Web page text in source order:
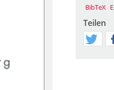
BibTeX
Teilen